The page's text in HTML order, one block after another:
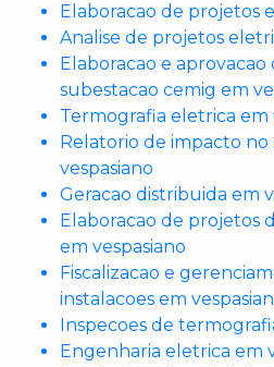
Elaboracao de projetos
Analise de projetos
Elaboracao e
subestacao cemig em
Termografia eletrica em
Relatorio de impacto
vespasiano
Geracao distribuida em
Elaboracao de projetos
em vespasiano
Fiscalizacao e
instalacoes em
Inspecoes de
Engenharia eletrica em